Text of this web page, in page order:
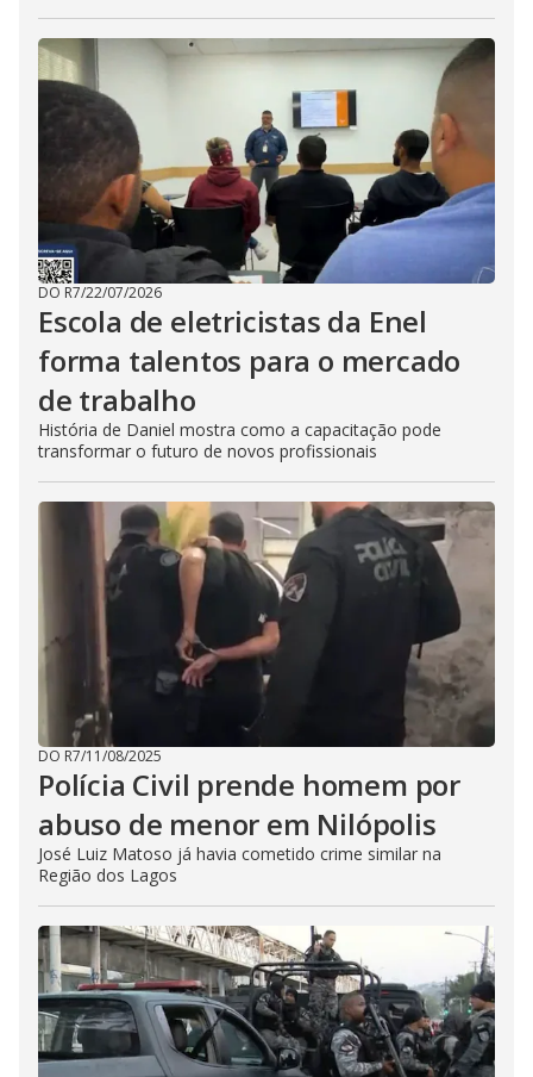
DO R7/22/07/2026
Escola de eletricistas da Enel
forma talentos para o mercado
de trabalho
História de Daniel mostra como a capacitação pode
transformar o futuro de novos profissionais
DO R7/11/08/2025
Polícia Civil prende homem por
abuso de menor em Nilópolis
José Luiz Matoso já havia cometido crime similar na
Região dos Lagos